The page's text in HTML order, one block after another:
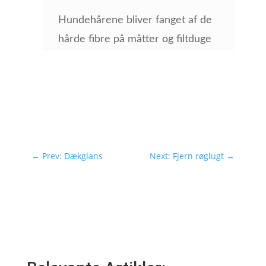
Hundehårene bliver fanget af de
hårde fibre på måtter og filtduge
← Prev: Dækglans Next: Fjern røglugt →